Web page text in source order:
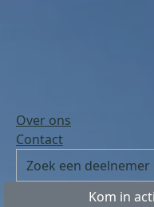
Over ons
Contact
Kom in